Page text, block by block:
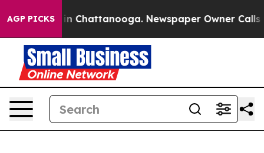
AGP PICKS
Chaos in Chattanooga. Newspaper Owner Calls